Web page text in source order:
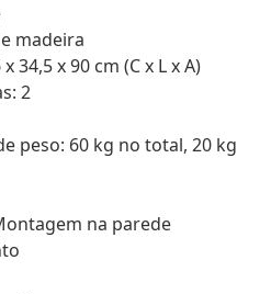
madeira
34,5 x 90 cm (C x L x A)
2
peso: 60 kg no total, 20 kg
na parede